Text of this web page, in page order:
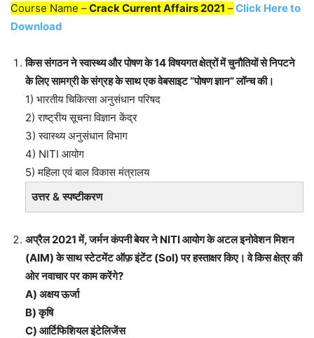
Course Name –Crack Current Affairs 2021 –Click Here to
Download
किस संगठन ने स्वास्थ्य और पोषण के 14 विषयगत क्षेत्रों में चुनौतियों से निपटने
के लिए सामग्री के संग्रह के साथ एक वेबसाइट “पोषण ज्ञान” लॉन्च की।
1) भारतीय चिकित्सा अनुसंधान परिषद
2) राष्ट्रीय सूचना विज्ञान केंद्र
3) स्वास्थ्य अनुसंधान विभाग
4) NITI आयोग
5) महिला एवं बाल विकास मंत्रालय
उत्तर & स्पष्टीकरण
अप्रैल 2021 में, जर्मन कंपनी बेयर ने NITI आयोग के अटल इनोवेशन मिशन
(AIM) के साथ स्टेटमेंट ऑफ़ इंटेंट (SoI) पर हस्ताक्षर किए। वे किस क्षेत्र की
ओर नवाचार पर काम करेंगे?
A) अक्षय ऊर्जा
B) कृषि
C) आर्टिफिशियल इंटेलिजेंस